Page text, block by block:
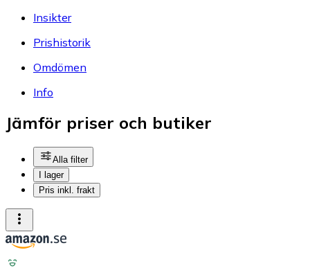
Insikter
Prishistorik
Omdömen
Info
Jämför priser och butiker
Alla filter
I lager
Pris inkl. frakt